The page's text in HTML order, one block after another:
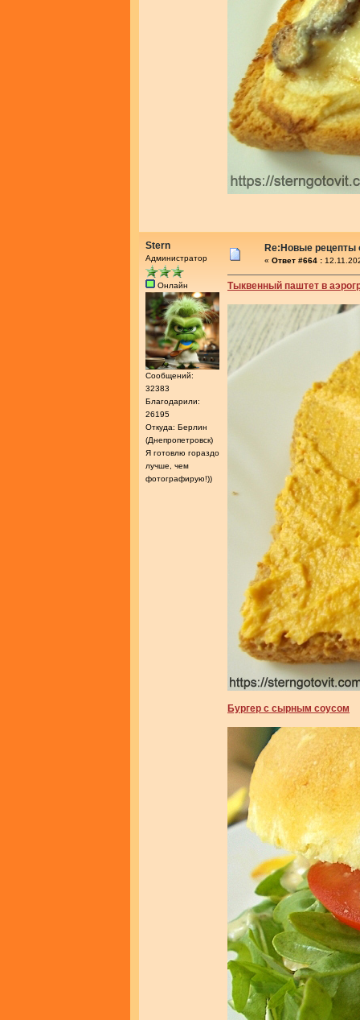
Stern
Администратор
Онлайн
Сообщений:
32383
Благодарили:
26195
Откуда: Берлин
(Днепропетровск)
Я готовлю гораздо
лучше, чем
фотографирую!))
Re:Новые рецепты
« Ответ #664 :
Тыквенный паштет в
Бургер с сырным соусом